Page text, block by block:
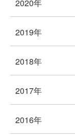
2020年
2019年
2018年
2017年
2016年